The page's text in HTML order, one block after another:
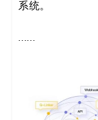
系统。
……